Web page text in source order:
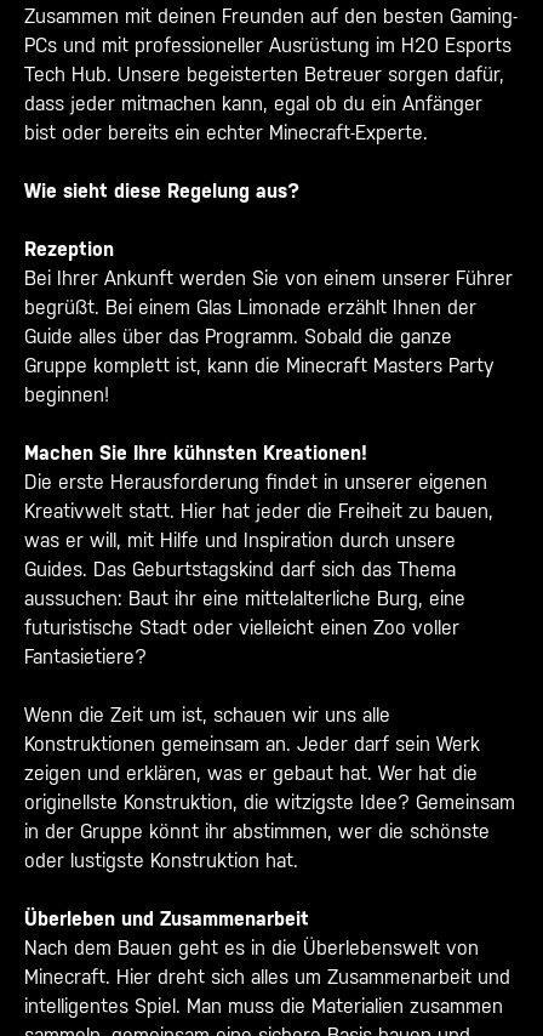
Zusammen mit deinen Freunden auf den besten Gaming-
PCs und mit professioneller Ausrüstung im H20 Esports
Tech Hub. Unsere begeisterten Betreuer sorgen dafür,
dass jeder mitmachen kann, egal ob du ein Anfänger
bist oder bereits ein echter Minecraft-Experte.
Wie sieht diese Regelung aus?
Rezeption
Bei Ihrer Ankunft werden Sie von einem unserer Führer
begrüßt. Bei einem Glas Limonade erzählt Ihnen der
Guide alles über das Programm. Sobald die ganze
Gruppe komplett ist, kann die Minecraft Masters Party
beginnen!
Machen Sie Ihre kühnsten Kreationen!
Die erste Herausforderung findet in unserer eigenen
Kreativwelt statt. Hier hat jeder die Freiheit zu bauen,
was er will, mit Hilfe und Inspiration durch unsere
Guides. Das Geburtstagskind darf sich das Thema
aussuchen: Baut ihr eine mittelalterliche Burg, eine
futuristische Stadt oder vielleicht einen Zoo voller
Fantasietiere?
Wenn die Zeit um ist, schauen wir uns alle
Konstruktionen gemeinsam an. Jeder darf sein Werk
zeigen und erklären, was er gebaut hat. Wer hat die
originellste Konstruktion, die witzigste Idee? Gemeinsam
in der Gruppe könnt ihr abstimmen, wer die schönste
oder lustigste Konstruktion hat.
Überleben und Zusammenarbeit
Nach dem Bauen geht es in die Überlebenswelt von
Minecraft. Hier dreht sich alles um Zusammenarbeit und
intelligentes Spiel. Man muss die Materialien zusammen